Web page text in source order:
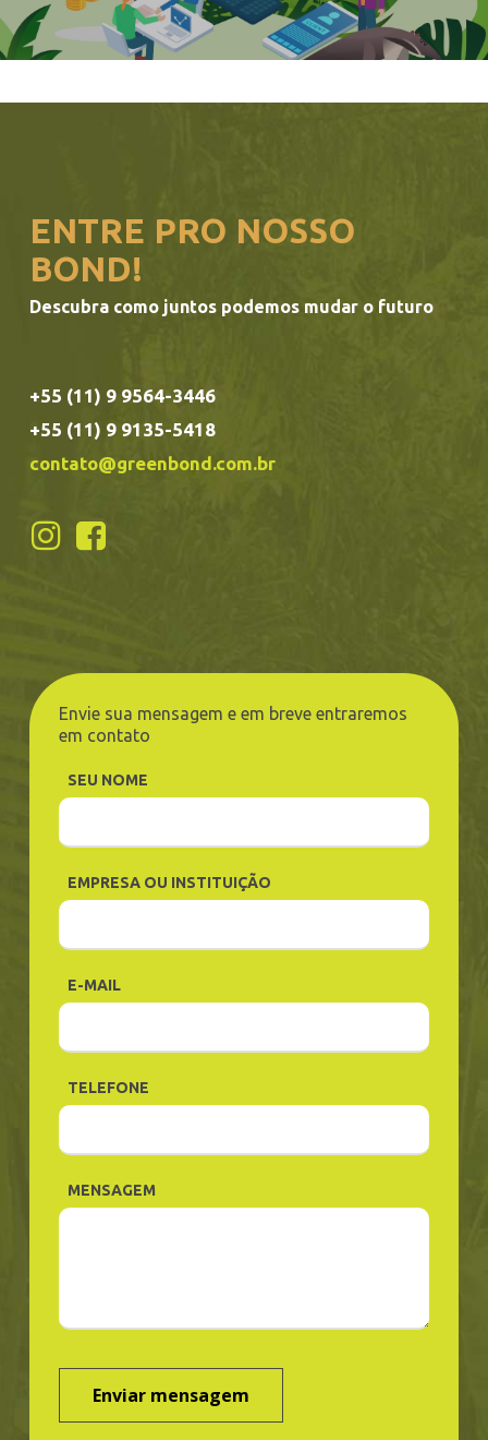
ENTRE PRO NOSSO
BOND!
Descubra como juntos podemos mudar o futuro
+55 (11) 9 9564-3446
+55 (11) 9 9135-5418
contato@greenbond.com.br
Envie sua mensagem e em breve entraremos
em contato
SEU NOME
EMPRESA OU INSTITUIÇÃO
E-MAIL
TELEFONE
MENSAGEM